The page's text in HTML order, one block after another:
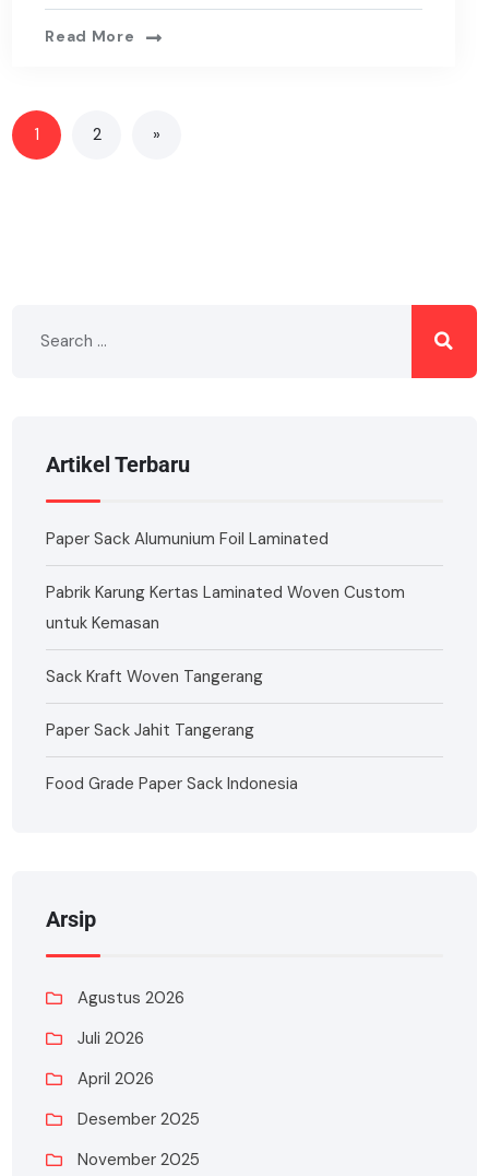
Read More
1 2 »
Artikel Terbaru
Paper Sack Alumunium Foil Laminated
Pabrik Karung Kertas Laminated Woven Custom
untuk Kemasan
Sack Kraft Woven Tangerang
Paper Sack Jahit Tangerang
Food Grade Paper Sack Indonesia
Arsip
Agustus 2026
Juli 2026
April 2026
Desember 2025
November 2025